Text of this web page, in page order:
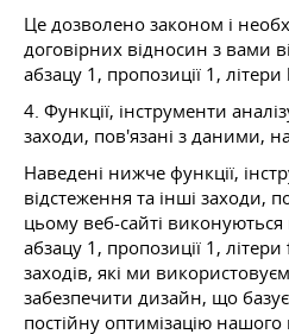
Це дозволено законом і
договірних відносин з вами
абзацу 1, пропозиції 1, літери
4. Функції, інструменти
заходи, пов'язані з даними,
Наведені нижче функції,
відстеження та інші заходи,
цьому веб-сайті виконуються
абзацу 1, пропозиції 1,
заходів, які ми
забезпечити дизайн, що
постійну оптимізацію